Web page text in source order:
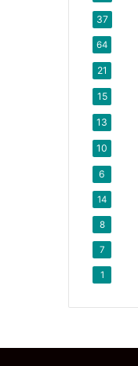
37
64
21
15
13
10
6
14
8
7
1